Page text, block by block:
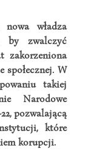
władza
by zwalczyć
zakorzeniona
społecznej. W
takiej
Narodowe
pozwalającą
które
korupcji.